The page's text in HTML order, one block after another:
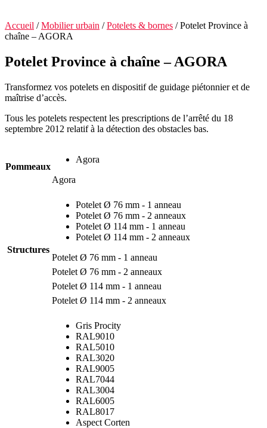
Accueil /Mobilier urbain /Potelets & bornes / Potelet Province à
chaîne – AGORA
Potelet Province à chaîne – AGORA
Transformez vos potelets en dispositif de guidage piétonnier et de
maîtrise d’accès.
Tous les potelets respectent les prescriptions de l’arrêté du 18
septembre 2012 relatif à la détection des obstacles bas.
Pommeaux
Agora
Agora
Structures
Potelet Ø 76 mm - 1 anneau
Potelet Ø 76 mm - 2 anneaux
Potelet Ø 114 mm - 1 anneau
Potelet Ø 114 mm - 2 anneaux
Potelet Ø 76 mm - 1 anneau
Potelet Ø 76 mm - 2 anneaux
Potelet Ø 114 mm - 1 anneau
Potelet Ø 114 mm - 2 anneaux
Gris Procity
RAL9010
RAL5010
RAL3020
RAL9005
RAL7044
RAL3004
RAL6005
RAL8017
Aspect Corten